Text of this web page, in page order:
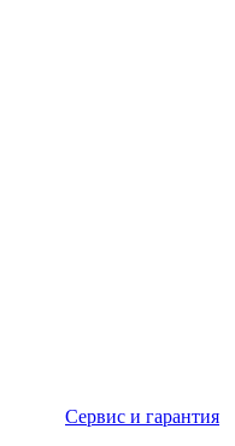
Сервис и гарантия